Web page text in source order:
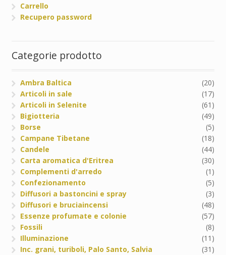
Carrello
Recupero password
Categorie prodotto
Ambra Baltica
(20)
Articoli in sale
(17)
Articoli in Selenite
(61)
Bigiotteria
(49)
Borse
(5)
Campane Tibetane
(18)
Candele
(44)
Carta aromatica d'Eritrea
(30)
Complementi d'arredo
(1)
Confezionamento
(5)
Diffusori a bastoncini e spray
(3)
Diffusori e bruciaincensi
(48)
Essenze profumate e colonie
(57)
Fossili
(8)
Illuminazione
(11)
Inc. grani, turiboli, Palo Santo, Salvia
(31)